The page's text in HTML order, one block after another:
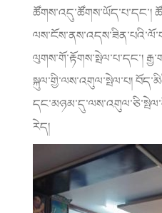
ཚོགས་འདུ་ཚོགས་ཡོད་པ་དང་།
ལུགས་གོ་རྟོགས་སྤེལ་པ་དང་།
སྐུལ་གྱི་ལས་འགུལ་སྤེལ་པ།
རེད།